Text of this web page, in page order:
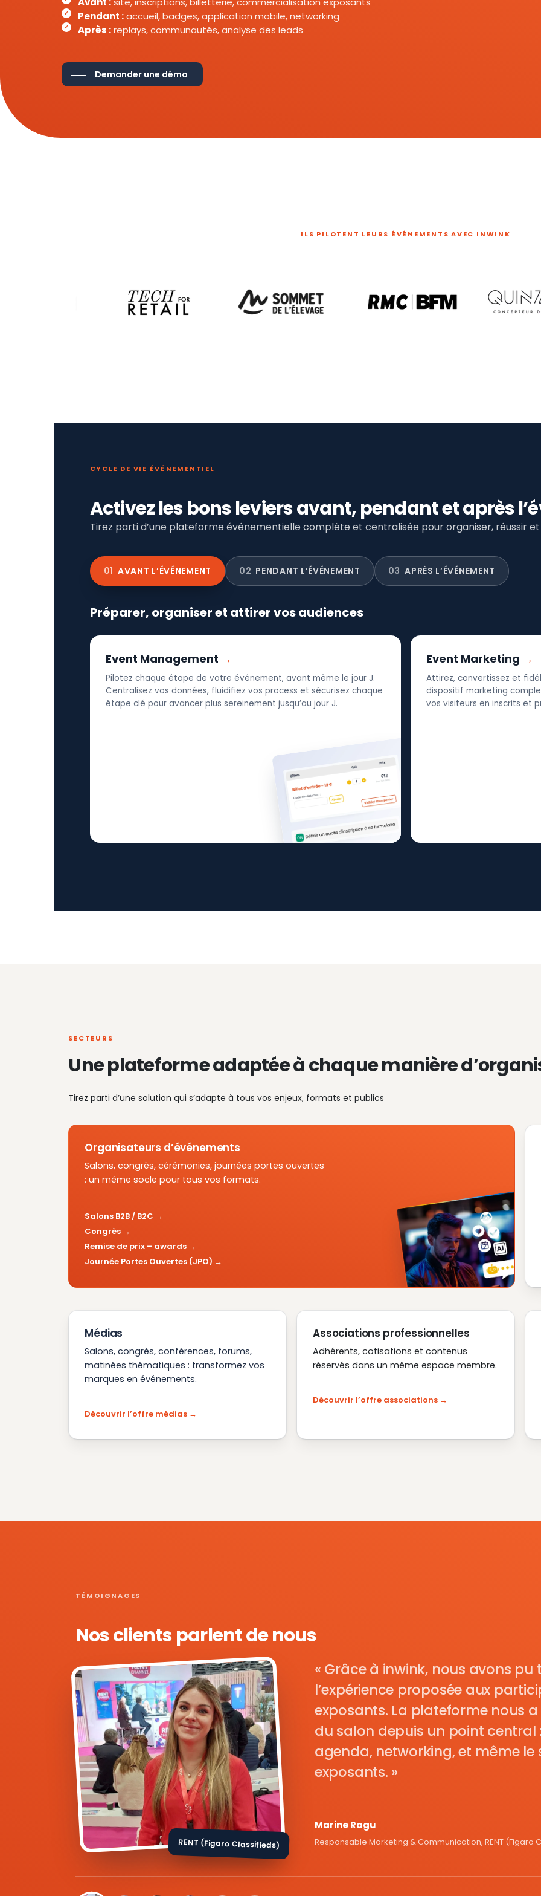
Pendant :accueil, badges, application mobile, networking
Après :replays, communautés, analyse des leads
Demander une démo
ILS PILOTENT LEURS ÉVÉNEMENTS AVEC INWINK
CYCLE DE VIE ÉVÉNEMENTIEL
Activez les bons leviers avant, pendant et après
Tirez parti d’une plateforme événementielle complète et centralisée pour organiser, réussir
01 AVANT L’ÉVÉNEMENT 02 PENDANT L’ÉVÉNEMENT 03 APRÈS L’ÉVÉNEMENT
Préparer, organiser et attirer vos audiences
Event Management
Pilotez chaque étape de votre événement, avant même le jour J.
Centralisez vos données, fluidifiez vos process et sécurisez chaque
étape clé pour avancer plus sereinement jusqu’au jour J.
Event Marketing
Attirez, convertissez et
dispositif marketing
vos visiteurs en inscrits et
SECTEURS
Une plateforme adaptée à chaque manière
Tirez parti d’une solution qui s’adapte à tous vos enjeux, formats et publics
Organisateurs d’événements
Salons, congrès, cérémonies, journées portes ouvertes
: un même socle pour tous vos formats.
Salons B2B / B2C
Congrès
Remise de prix – awards
Journée Portes Ouvertes (JPO)
Médias
Salons, congrès, conférences, forums,
matinées thématiques : transformez vos
marques en événements.
Découvrir l’offre médias
Associations professionnelles
Adhérents, cotisations et contenus
réservés dans un même espace membre.
Découvrir l’offre associations
TÉMOIGNAGES
Nos clients parlent de nous
RENT (Figaro Classifieds)
Grâce à inwink, nous avons
l’expérience proposée aux
exposants. La plateforme nous
du salon depuis un point central
agenda, networking, et même le
exposants.
Marine Ragu
Responsable Marketing & Communication, RENT (Figaro